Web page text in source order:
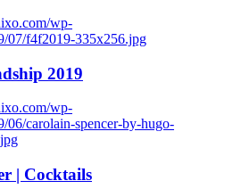
wp-
07/f4f2019-335x256.jpg
2019
wp-
06/carolain-spencer-by-hugo-
| Cocktails